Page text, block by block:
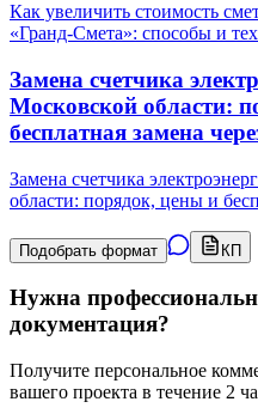
Как увеличить стоимость
«Гранд-Смета»: способы и
Замена счетчика
Московской области:
бесплатная замена
Замена счетчика
области: порядок, цены и
Подобрать формат КП
Нужна
документация?
Получите персональное
вашего проекта в течение 2